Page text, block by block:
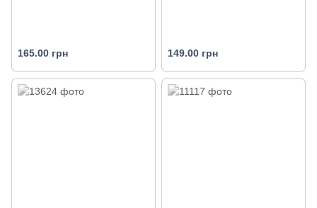
165.00 грн 149.00 грн